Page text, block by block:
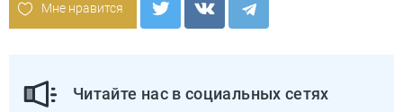
Мне нравится
Читайте нас в социальных сетях